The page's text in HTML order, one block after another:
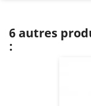
6 autres
: